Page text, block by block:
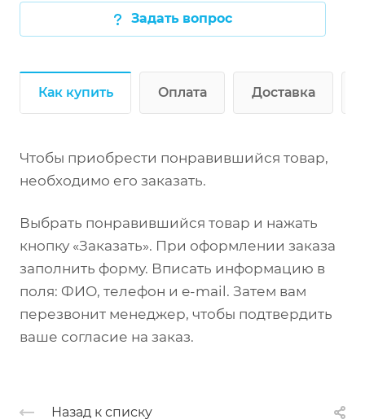
Задать вопрос
Как купить Оплата Доставка
Чтобы приобрести понравившийся товар,
необходимо его заказать.
Выбрать понравившийся товар и нажать
кнопку «Заказать». При оформлении заказа
заполнить форму. Вписать информацию в
поля: ФИО, телефон и e-mail. Затем вам
перезвонит менеджер, чтобы подтвердить
ваше согласие на заказ.
Назад к списку